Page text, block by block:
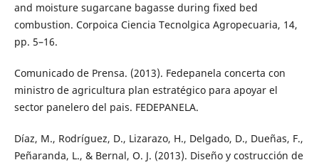
and moisture sugarcane bagasse during fixed bed
combustion. Corpoica Ciencia Tecnolgica Agropecuaria, 14,
pp. 5–16.
Comunicado de Prensa. (2013). Fedepanela concerta con
ministro de agricultura plan estratégico para apoyar el
sector panelero del pais. FEDEPANELA.
Díaz, M., Rodríguez, D., Lizarazo, H., Delgado, D., Dueñas, F.,
Peñaranda, L., & Bernal, O. J. (2013). Diseño y costrucción de